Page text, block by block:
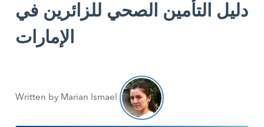
دليل التأمين الصحي للزائرين في
الإمارات
Written by Marian Ismael